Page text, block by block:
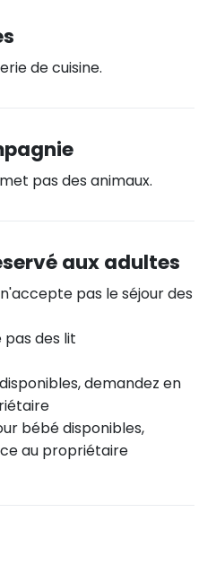
de cuisine.
pas des animaux.
aux adultes
pas le séjour des
pas des lit
demandez en
bébé disponibles,
au propriétaire